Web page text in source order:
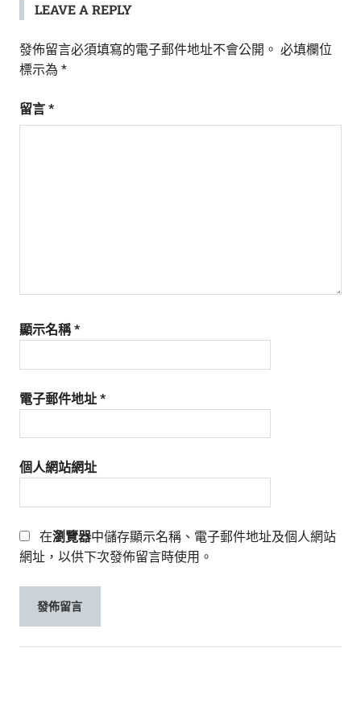
LEAVE A REPLY
發佈留言必須填寫的電子郵件地址不會公開。 必填欄位
標示為 *
留言 *
顯示名稱*
電子郵件地址 *
個人網站網址
在瀏覽器中儲存顯示名稱、電子郵件地址及個人網站
網址，以供下次發佈留言時使用。